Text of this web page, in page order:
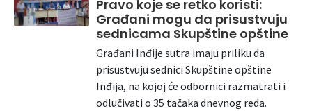
Pravo koje se retko koristi:
Građani mogu da prisustvuju
sednicama Skupštine opštine
Građani Inđije sutra imaju priliku da
prisustvuju sednici Skupštine opštine
Inđija, na kojoj će odbornici razmatrati i
odlučivati o 35 tačaka dnevnog reda.